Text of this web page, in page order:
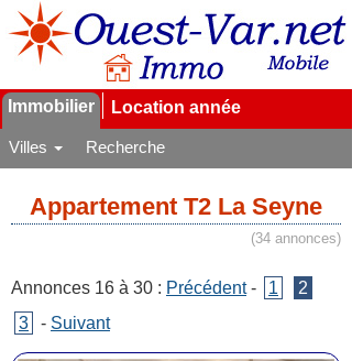
Immobilier Location année
Villes Recherche
Appartement T2 La Seyne
(34 annonces)
Annonces 16 à 30 : Précédent- 1
2
3
- Suivant